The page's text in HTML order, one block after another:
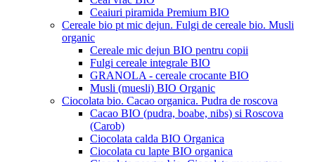
Ceaiuri piramida Premium BIO
Cereale bio pt mic dejun. Fulgi de cereale bio. Musli
organic
Cereale mic dejun BIO pentru copii
Fulgi cereale integrale BIO
GRANOLA - cereale crocante BIO
Musli (muesli) BIO Organic
Ciocolata bio. Cacao organica. Pudra de roscova
Cacao BIO (pudra, boabe, nibs) si Roscova
(Carob)
Ciocolata calda BIO Organica
Ciocolata cu lapte BIO organica